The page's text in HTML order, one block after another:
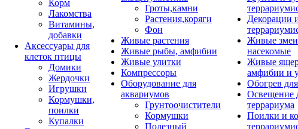
Корм
Лакомства
Витамины,
добавки
Аксессуары для
клеток птицы
Домики
Жердочки
Игрушки
Кормушки,
поилки
Купалки
Гроты,камни
Растения,коряги
Фон
Живые растения
Живые рыбы, амфибии
Живые улитки
Компрессоры
Оборудование для
аквариумов
Грунтоочистители
Кормушки
Полезный
Декорации
Живые
насекомые
Живые
амфибии и
Обогрев
Освещение
террариума
Поилки и